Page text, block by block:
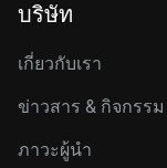
บริษัท
เกี่ยวกับเรา
ข่าวสาร & กิจกรรม
ภาวะผู้นำ